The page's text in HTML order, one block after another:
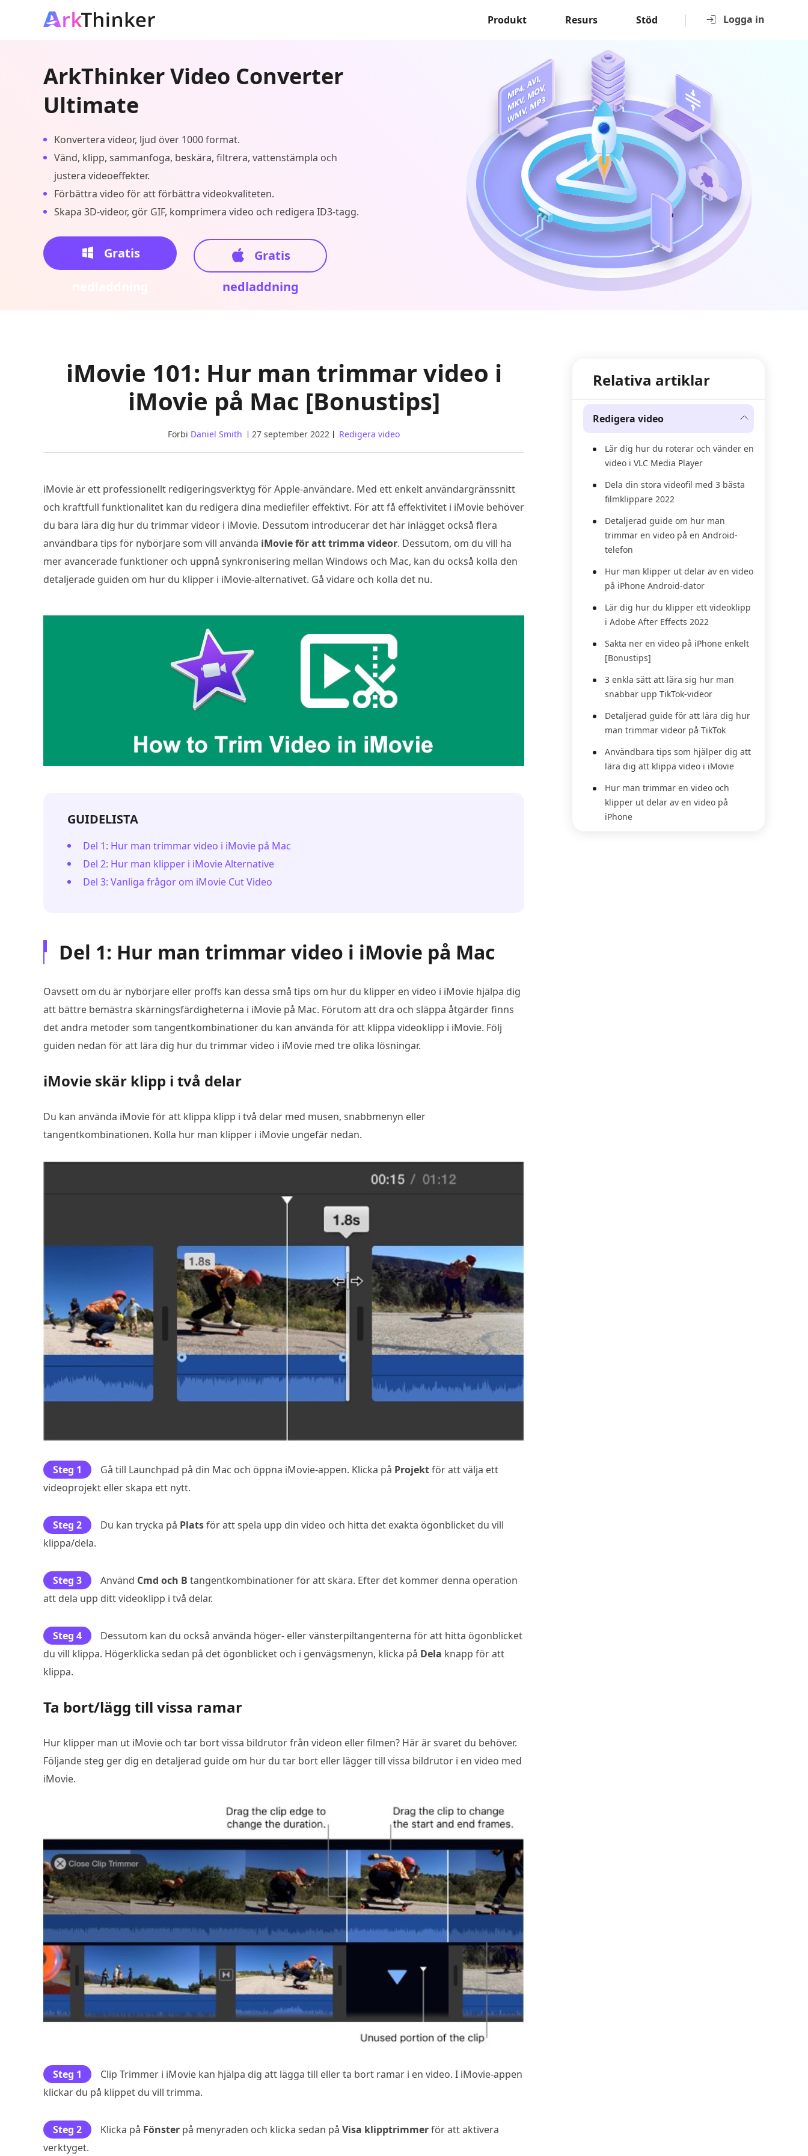
Logga in
Produkt Resurs Stöd
ArkThinker Video Converter
Ultimate
Konvertera videor, ljud över 1000 format.
Vänd, klipp, sammanfoga, beskära, filtrera, vattenstämpla och
justera videoeffekter.
Förbättra video för att förbättra videokvaliteten.
Skapa 3D-videor, gör GIF, komprimera video och redigera ID3-tagg.
Gratis
Gratis
nedladdning
iMovie 101: Hur man trimmar video i
iMovie på Mac [Bonustips]
Förbi Daniel Smith 27 september 2022 Redigera video
iMovie är ett professionellt redigeringsverktyg för Apple-användare. Med ett enkelt användargränssnitt
och kraftfull funktionalitet kan du redigera dina mediefiler effektivt. För att få effektivitet i iMovie behöver
du bara lära dig hur du trimmar videor i iMovie. Dessutom introducerar det här inlägget också flera
användbara tips för nybörjare som vill använda iMovie för att trimma videor. Dessutom, om du vill ha
mer avancerade funktioner och uppnå synkronisering mellan Windows och Mac, kan du också kolla den
detaljerade guiden om hur du klipper i iMovie-alternativet. Gå vidare och kolla det nu.
GUIDELISTA
Del 1: Hur man trimmar video i iMovie på Mac
Del 2: Hur man klipper i iMovie Alternative
Del 3: Vanliga frågor om iMovie Cut Video
Del 1: Hur man trimmar video i iMovie på Mac
Oavsett om du är nybörjare eller proffs kan dessa små tips om hur du klipper en video i iMovie hjälpa dig
att bättre bemästra skärningsfärdigheterna i iMovie på Mac. Förutom att dra och släppa åtgärder finns
det andra metoder som tangentkombinationer du kan använda för att klippa videoklipp i iMovie. Följ
guiden nedan för att lära dig hur du trimmar video i iMovie med tre olika lösningar.
iMovie skär klipp i två delar
Du kan använda iMovie för att klippa klipp i två delar med musen, snabbmenyn eller
tangentkombinationen. Kolla hur man klipper i iMovie ungefär nedan.
Steg 1 Gå till Launchpad på din Mac och öppna iMovie-appen. Klicka på Projektför att välja ett
videoprojekt eller skapa ett nytt.
Steg 2 Du kan trycka på Platsför att spela upp din video och hitta det exakta ögonblicket du vill
klippa/dela.
Steg 3 Använd Cmd och B tangentkombinationer för att skära. Efter det kommer denna operation
att dela upp ditt videoklipp i två delar.
Steg 4
Dessutom kan du också använda höger- eller vänsterpiltangenterna för att hitta ögonblicket
du vill klippa. Högerklicka sedan på det ögonblicket och i genvägsmenyn, klicka på Dela knapp för att
klippa.
Ta bort/lägg till vissa ramar
Hur klipper man ut iMovie och tar bort vissa bildrutor från videon eller filmen? Här är svaret du behöver.
Följande steg ger dig en detaljerad guide om hur du tar bort eller lägger till vissa bildrutor i en video med
iMovie.
Steg 1
Clip Trimmer i iMovie kan hjälpa dig att lägga till eller ta bort ramar i en video. I iMovie-appen
klickar du på klippet du vill trimma.
Steg 2 Klicka på Fönster på menyraden och klicka sedan på Visa klipptrimmerför att aktivera
verktyget.
Relativa artiklar
Redigera video
Lär dig hur du roterar och vänder en
video i VLC Media Player
Dela din stora videofil med 3 bästa
filmklippare 2022
Detaljerad guide om hur man
trimmar en video på en Android-
telefon
Hur man klipper ut delar av en video
på iPhone Android-dator
Lär dig hur du klipper ett videoklipp
i Adobe After Effects 2022
Sakta ner en video på iPhone enkelt
[Bonustips]
3 enkla sätt att lära sig hur man
snabbar upp TikTok-videor
Detaljerad guide för att lära dig hur
man trimmar videor på TikTok
Användbara tips som hjälper dig att
lära dig att klippa video i iMovie
Hur man trimmar en video och
klipper ut delar av en video på
iPhone